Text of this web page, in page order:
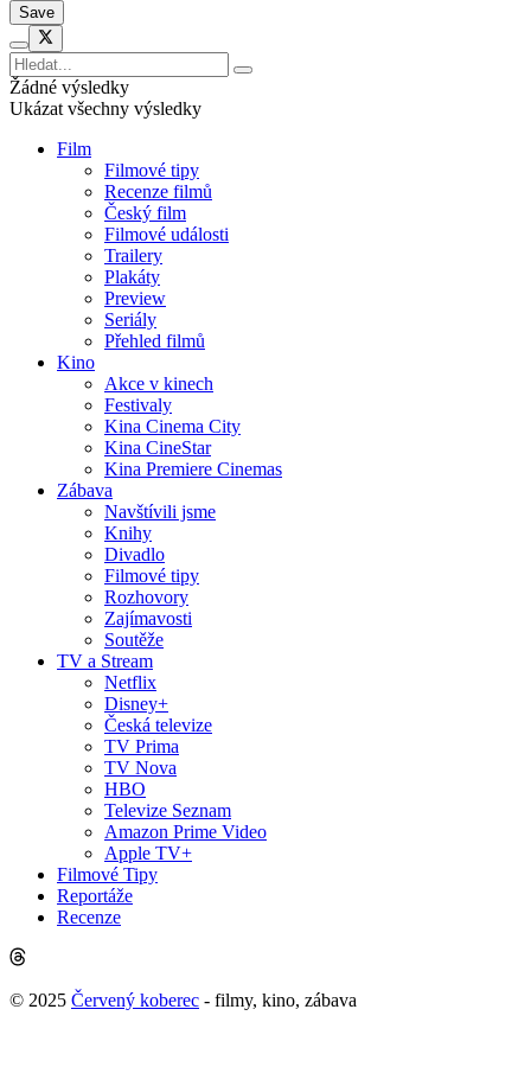
Žádné výsledky
Ukázat všechny výsledky
Film
Filmové tipy
Recenze filmů
Český film
Filmové události
Trailery
Plakáty
Preview
Seriály
Přehled filmů
Kino
Akce v kinech
Festivaly
Kina Cinema City
Kina CineStar
Kina Premiere Cinemas
Zábava
Navštívili jsme
Knihy
Divadlo
Filmové tipy
Rozhovory
Zajímavosti
Soutěže
TV a Stream
Netflix
Disney+
Česká televize
TV Prima
TV Nova
HBO
Televize Seznam
Amazon Prime Video
Apple TV+
Filmové Tipy
Reportáže
Recenze
© 2025 Červený koberec - filmy, kino, zábava